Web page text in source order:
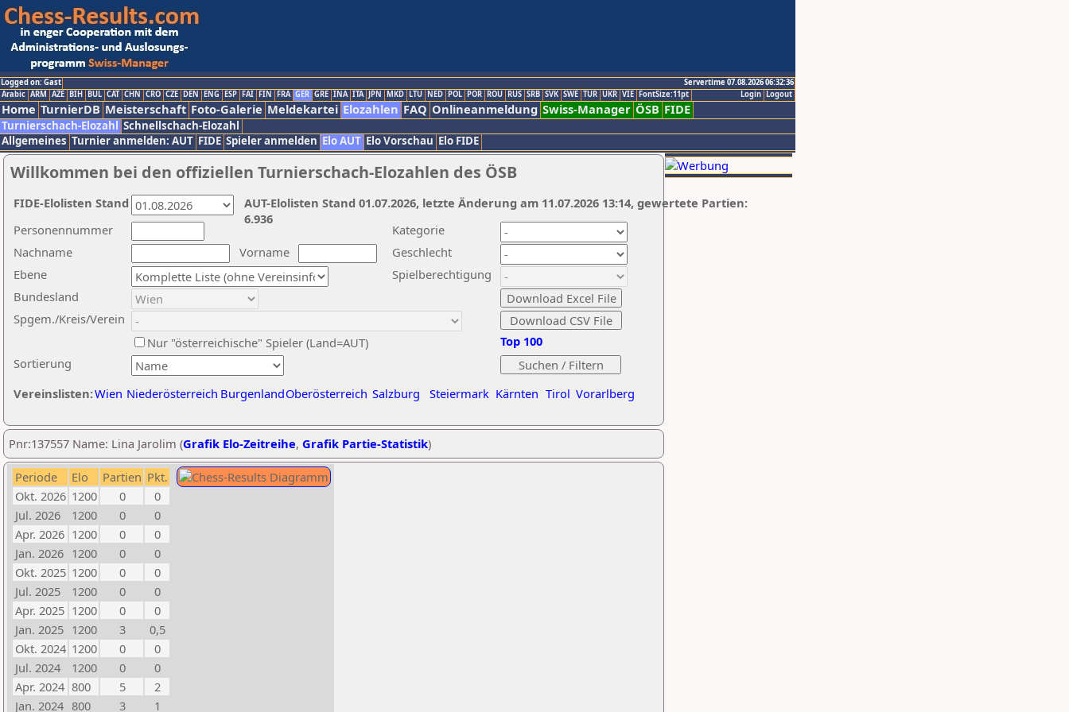
Logged on: Gast
Servertime 07.08.2026 06:32:36
Logout
Login
Arabic ARM AZE BIH BUL CAT CHN CRO CZE DEN ENG ESP FAI FIN FRA GER GRE INA ITA JPN MKD LTU NED POL POR ROU RUS SRB SVK SWE TUR UKR VIE FontSize:11pt
Home TurnierDB Meisterschaft Foto-Galerie Meldekartei Elozahlen FAQ Onlineanmeldung Swiss-Manager ÖSB FIDE
Turnierschach-Elozahl Schnellschach-Elozahl
Allgemeines Turnier anmelden: AUT FIDE Spieler anmelden Elo AUT Elo Vorschau Elo FIDE
Willkommen bei den offiziellen Turnierschach-Elozahlen des ÖSB
Nachname
Vorname
Ebene
Kategorie
Sortierung
Personennummer
Bundesland
Spgem./Kreis/Verein
Geschlecht
Nur "österreichische" Spieler (Land=AUT)
Spielberechtigung
Vereinslisten:Wien Niederösterreich BurgenlandOberösterreich Salzburg Steiermark Kärnten Tirol Vorarlberg
Top 100
AUT-Elolisten Stand 01.07.2026, letzte Änderung am 11.07.2026 13:14, gewertete Partien:
6.936
FIDE-Elolisten Stand
Pnr:137557 Name: Lina Jarolim (Grafik Elo-Zeitreihe, Grafik Partie-Statistik)
Periode Elo Partien Pkt.
Okt. 2026 1200 0
0
Jul. 2026
1200 0
0
Apr. 2026 1200 0
0
Jan. 2026 1200 0
0
Okt. 2025 1200 0
0
Jul. 2025
1200 0
0
Apr. 2025 1200 0
0
Jan. 2025 1200 3
0,5
Okt. 2024 1200 0
0
Jul. 2024
1200 0
0
Apr. 2024 800 5
2
Jan. 2024 800 3 1